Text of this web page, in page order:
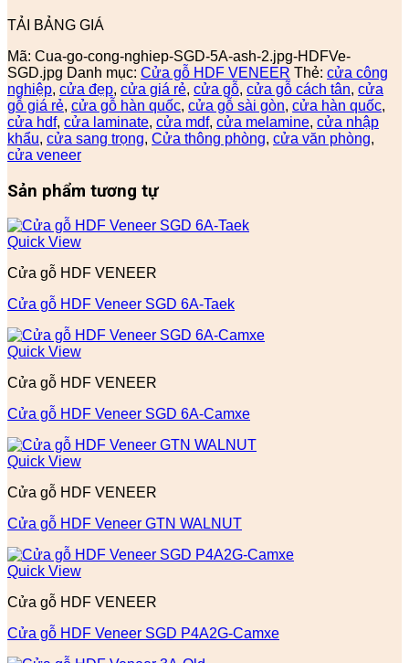
TẢI BẢNG GIÁ
Mã: Cua-go-cong-nghiep-SGD-5A-ash-2.jpg-HDFVe-
SGD.jpg Danh mục: Cửa gỗ HDF VENEER Thẻ: cửa công
nghiệp, cửa đẹp, cửa giá rẻ, cửa gỗ, cửa gỗ cách tân, cửa
gỗ giá rẻ, cửa gỗ hàn quốc, cửa gỗ sài gòn, cửa hàn quốc,
cửa hdf, cửa laminate, cửa mdf, cửa melamine, cửa nhập
khẩu, cửa sang trọng, Cửa thông phòng, cửa văn phòng,
cửa veneer
Sản phẩm tương tự
Quick View
Cửa gỗ HDF VENEER
Cửa gỗ HDF Veneer SGD 6A-Taek
Quick View
Cửa gỗ HDF VENEER
Cửa gỗ HDF Veneer SGD 6A-Camxe
Quick View
Cửa gỗ HDF VENEER
Cửa gỗ HDF Veneer GTN WALNUT
Quick View
Cửa gỗ HDF VENEER
Cửa gỗ HDF Veneer SGD P4A2G-Camxe